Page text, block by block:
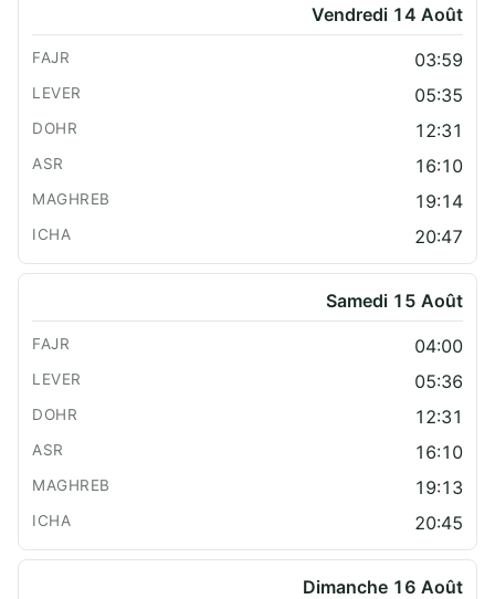
Vendredi 14 Août
03:59
05:35
12:31
16:10
19:14
20:47
Samedi 15 Août
04:00
05:36
12:31
16:10
19:13
20:45
Dimanche 16 Août